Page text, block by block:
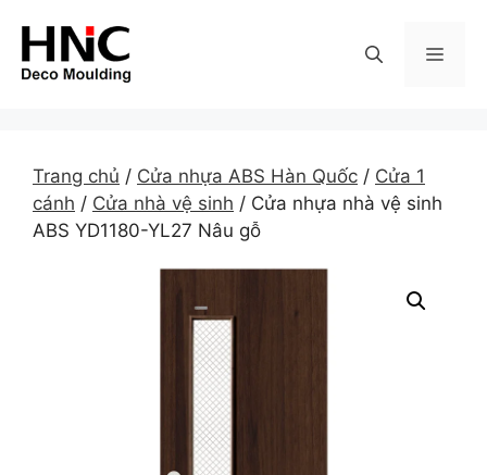
content
Trang chủ / Cửa nhựa ABS Hàn Quốc / Cửa 1
cánh / Cửa nhà vệ sinh / Cửa nhựa nhà vệ sinh
ABS YD1180-YL27 Nâu gỗ